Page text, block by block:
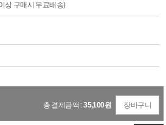
상 구매시 무료배송)
총 결제금액 :35,100원 장바구니